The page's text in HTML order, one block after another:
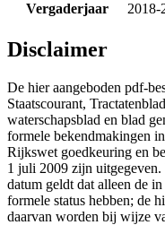
Vergaderjaar
2018-
Disclaimer
De hier aangeboden pdf-
Staatscourant,
waterschapsblad en blad
formele bekendmakingen
Rijkswet goedkeuring en
1 juli 2009 zijn
datum geldt dat alleen de
formele status hebben; de
daarvan worden bij wijze